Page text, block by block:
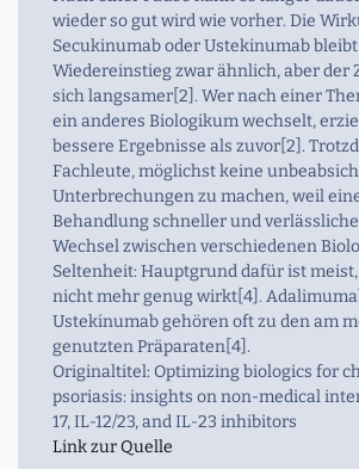
wieder so gut wird wie vorher. Die
Secukinumab oder Ustekinumab
Wiedereinstieg zwar ähnlich, aber der
sich langsamer[2]. Wer nach einer
ein anderes Biologikum wechselt,
bessere Ergebnisse als zuvor[2].
Fachleute, möglichst keine
Unterbrechungen zu machen, weil
Behandlung schneller und
Wechsel zwischen verschiedenen
Seltenheit: Hauptgrund dafür ist
nicht mehr genug wirkt[4].
Ustekinumab gehören oft zu den am
genutzten Präparaten[4].
Originaltitel: Optimizing biologics for
psoriasis: insights on non‐medical
17, IL‐12/23, and IL‐23 inhibitors
Link zur Quelle